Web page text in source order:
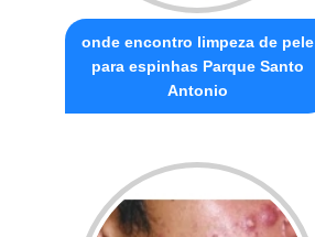
onde encontro limpeza de pele
para espinhas Parque Santo
Antonio